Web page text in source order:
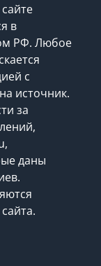
в
РФ. Любое
с
источник.
за
даны